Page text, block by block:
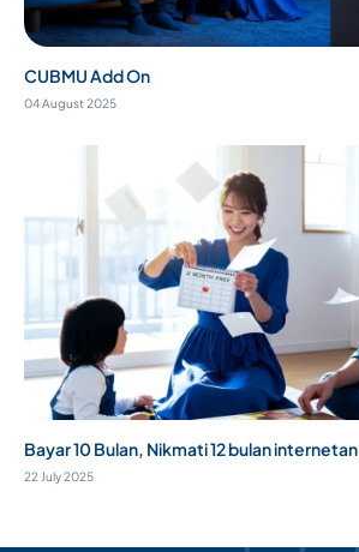
CUBMU Add On
04 August 2025
Bayar 10 Bulan, Nikmati 12 bulan internetan
22 July 2025